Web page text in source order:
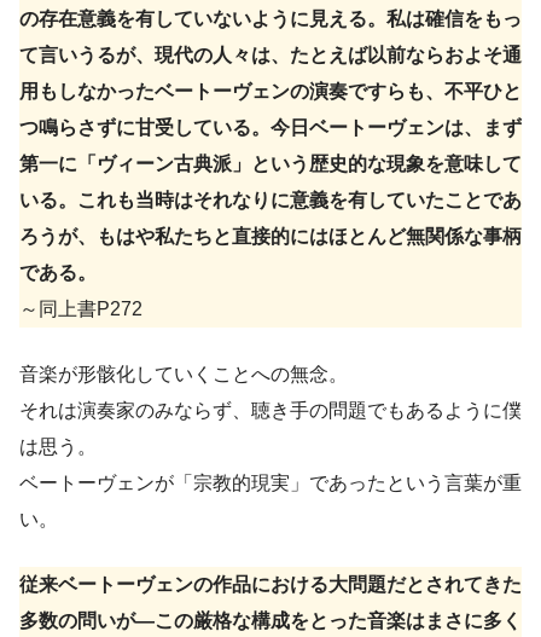
の存在意義を有していないように見える。私は確信をもっ
て言いうるが、現代の人々は、たとえば以前ならおよそ通
用もしなかったベートーヴェンの演奏ですらも、不平ひと
つ鳴らさずに甘受している。今日ベートーヴェンは、まず
第一に「ヴィーン古典派」という歴史的な現象を意味して
いる。これも当時はそれなりに意義を有していたことであ
ろうが、もはや私たちと直接的にはほとんど無関係な事柄
である。
～同上書P272
音楽が形骸化していくことへの無念。
それは演奏家のみならず、聴き手の問題でもあるように僕
は思う。
ベートーヴェンが「宗教的現実」であったという言葉が重
い。
従来ベートーヴェンの作品における大問題だとされてきた
多数の問いが—この厳格な構成をとった音楽はまさに多く